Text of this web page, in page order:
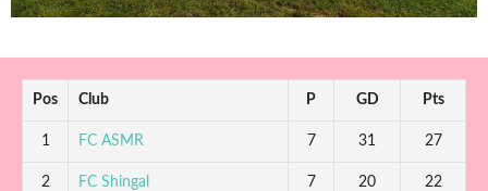
Pos Club P GD Pts
1 FC ASMR 7 31 27
2 FC Shingal 7 20 22